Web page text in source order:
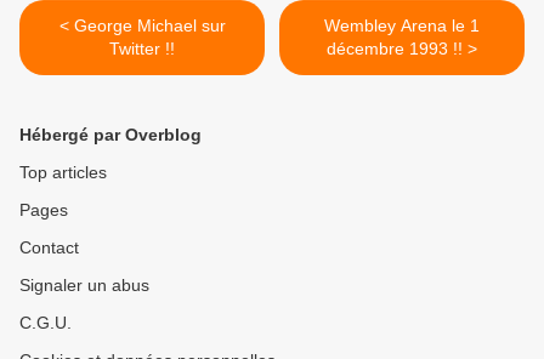
< George Michael sur
Twitter !!
Wembley Arena le 1
décembre 1993 !! >
Hébergé par Overblog
Top articles
Pages
Contact
Signaler un abus
C.G.U.